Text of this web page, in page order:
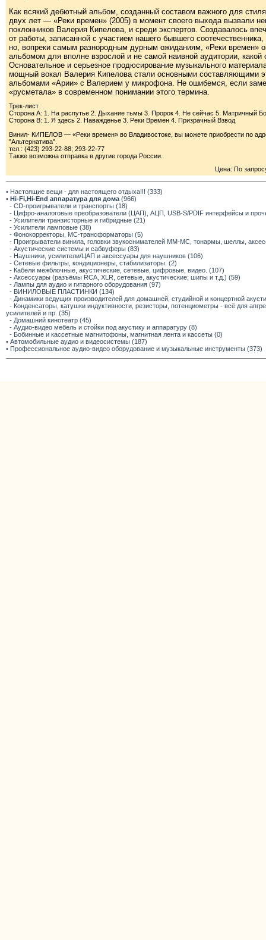
Как всякий дебютный альбом, созданный составом важного для
двух лет — «Реки времен» (2005) в момент своего выхода вызвали
поклонников Валерия Кипелова, и среди экспертов. Создавалось
от работы, записанной с участием нашего бывшего
но, вопреки самым разнородным дурным ожиданиям, «Реки времен»
альбомом для вполне взрослой и не самой наивной аудитории,
Основательное и серьезное продюсирование музыкального
мощный вокал Валерия Кипелова стали основными составляющими
альбомами «Арии» с Валерием у микрофона. Не ошибемся, если
«русметала» в современном понимании этого термина.
Трек-лист
Сторона A: 1. На распутье 2. Дыхание тьмы 3. Пророк 4. Не сейчас 5. Матричный
Сторона B: 1. Я здесь 2. Наважденье 3. Реки Времен 4. Призрачный Взвод
Винил- КИПЕЛОВ — «Реки времен» во Владивостоке, вы можете приобрести по
"Альтернатива".
тел.: (423) 293-22-88; 293-22-77
Также возможна отправка в другие города России.
Цена: По
• Настоящие вещи - для настоящего отдыха!!! (333)
• Hi-Fi,Hi-End аппаратура для дома (966)
- CD-проигрыватели и транспорты (18)
- Цифро-аналоговые преобразователи (ЦАП), АЦП, USB-S/PDIF интерфейсы и
- Усилители транзисторные и гибридные (21)
- Усилители ламповые (38)
- Фонокорректоры, МС-трансформаторы (5)
- Проигрыватели винила, головки звукоснимателей ММ-МС, тонармы, шеллы,
- Акустические системы и сабвуферы (83)
- Наушники, усилители/ЦАП и аксессуары для наушников (106)
- Сетевые фильтры, кондиционеры, стабилизаторы. (2)
- Кабели межблочные, акустические, сетевые, цифровые, видео. (107)
- Аксессуары (разъёмы RCA, XLR, сетевые, акустические; шипы и т.д.) (59)
- Лампы для аудио и гитарного оборудования (97)
- ВИНИЛОВЫЕ ПЛАСТИНКИ (134)
- Динамики ведущих производителей для домашней, студийной и концертной
- Конденсаторы, катушки индуктивности, резисторы, потенциометры - всё для
усилителей и пр. (35)
- Домашний кинотеатр (45)
- Аудио-видео мебель и стойки под акустику и аппаратуру (8)
- Бобинные и кассетные магнитофоны, магнитная лента и кассеты (0)
• Автомобильные аудио и видеосистемы (187)
• Профессиональное аудио-видео оборудование и музыкальные инструменты (373)